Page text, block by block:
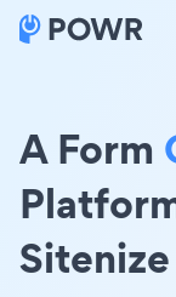
A Form